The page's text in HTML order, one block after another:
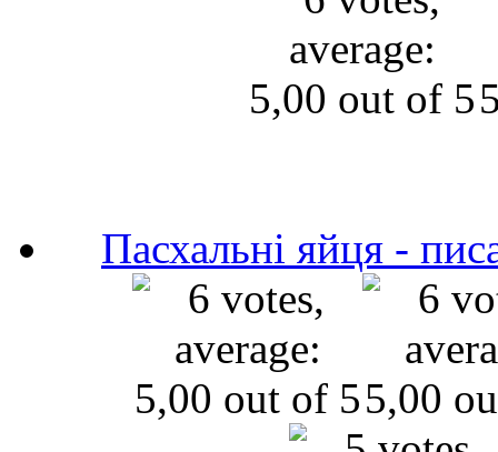
Пасхальні яйця -